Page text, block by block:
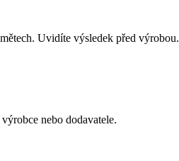
Uvidíte výsledek před výrobou.
nebo dodavatele.